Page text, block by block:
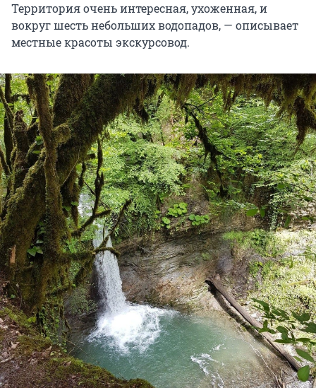
Территория очень интересная, ухоженная, и
вокруг шесть небольших водопадов, — описывает
местные красоты экскурсовод.